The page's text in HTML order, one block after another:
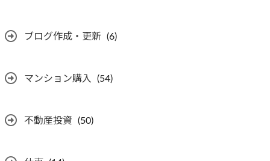
ブログ作成・更新 (6)
マンション購入 (54)
不動産投資 (50)